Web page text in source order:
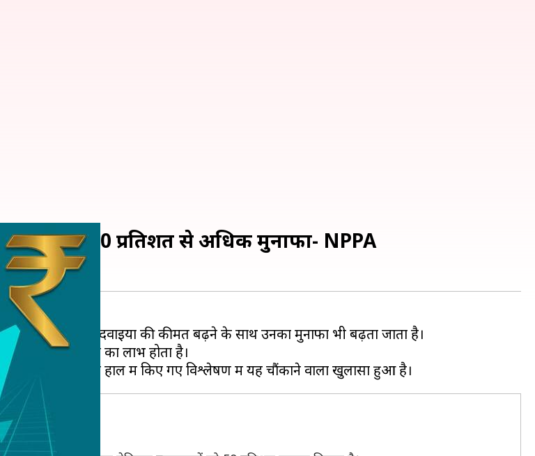
है 1,000 प्रतिशत से अधिक मुनाफा- NPPA
कमा रहे हैं। दवाइयों की कीमत बढ़ने के साथ उनका मुनाफा भी बढ़ता जाता है।
से भी अधिक का लाभ होता है।